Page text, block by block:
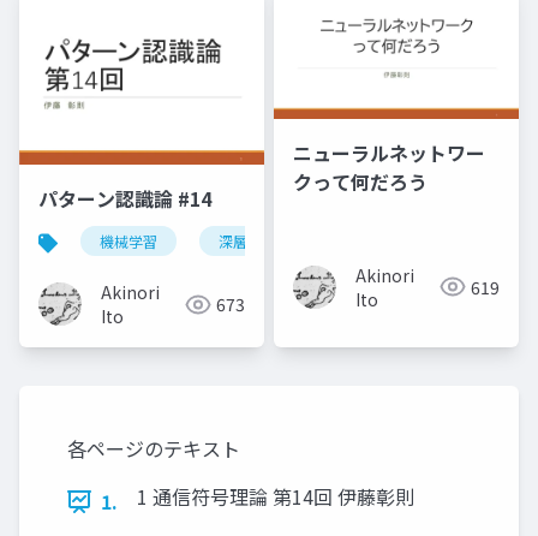
パターン認識論 #14
機械学習 深層学習
Akinori
Ito
673
ニューラルネットワー
クって何だろう
Akinori
Ito
619
各ページのテキスト
1.
1 通信符号理論 第14回 伊藤彰則